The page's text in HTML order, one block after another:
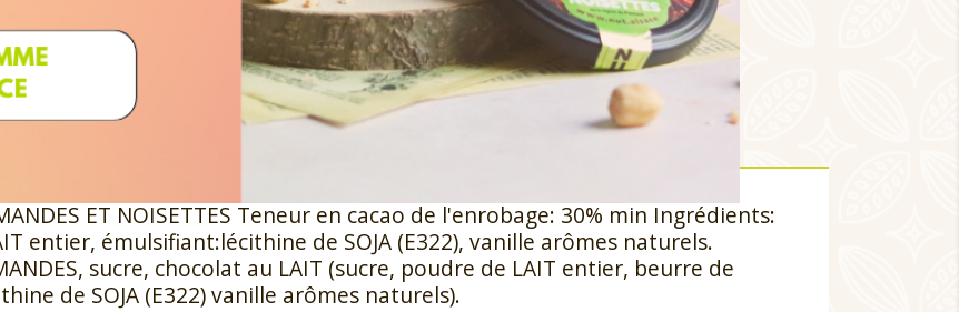
ET NOISETTES Teneur en cacao de l'enrobage: 30% min Ingrédients:
entier, émulsifiant:lécithine de SOJA (E322), vanille arômes naturels.
sucre, chocolat au LAIT (sucre, poudre de LAIT entier, beurre de
de SOJA (E322) vanille arômes naturels).